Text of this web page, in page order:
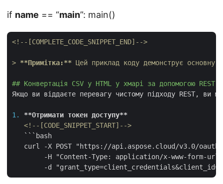
if name == “main”: main()
<!--[COMPLETE_CODE_SNIPPET_END]-->
> **Примітка:** Цей приклад коду демонструє
## Конвертація CSV у HTML у хмарі за допомогою REST
Якщо ви віддаєте перевагу чистому підходу REST, ви
1.
**Отримати токен доступу**
<!--[CODE_SNIPPET_START]-->
```bash
curl -X POST "https://api.aspose.cloud/v3.0/
-H "Content-Type: application/x-www-form-